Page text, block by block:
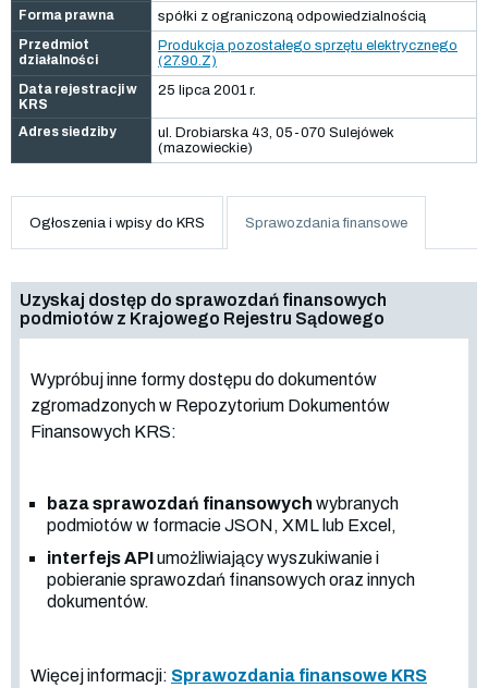
Forma prawna
spółki z ograniczoną odpowiedzialnością
Przedmiot
działalności
Produkcja pozostałego sprzętu elektrycznego
(27.90.Z)
Data rejestracji w
KRS
25 lipca 2001 r.
Adres siedziby
ul. Drobiarska 43, 05-070 Sulejówek
(mazowieckie)
Ogłoszenia i wpisy do KRS Sprawozdania finansowe
Uzyskaj dostęp do sprawozdań finansowych
podmiotów z Krajowego Rejestru Sądowego
Wypróbuj inne formy dostępu do dokumentów
zgromadzonych w Repozytorium Dokumentów
Finansowych KRS:
baza sprawozdań finansowych wybranych
podmiotów w formacie JSON, XML lub Excel,
interfejs APIumożliwiający wyszukiwanie i
pobieranie sprawozdań finansowych oraz innych
dokumentów.
Więcej informacji: Sprawozdania finansowe KRS